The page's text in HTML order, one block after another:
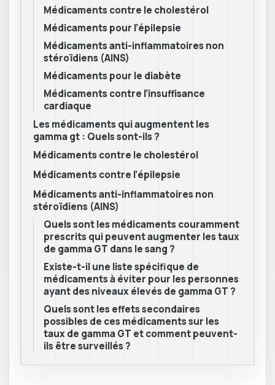
Médicaments contre le cholestérol
Médicaments pour l’épilepsie
Médicaments anti-inflammatoires non
stéroïdiens (AINS)
Médicaments pour le diabète
Médicaments contre l’insuffisance
cardiaque
Les médicaments qui augmentent les
gamma gt : Quels sont-ils ?
Médicaments contre le cholestérol
Médicaments contre l’épilepsie
Médicaments anti-inflammatoires non
stéroïdiens (AINS)
Quels sont les médicaments couramment
prescrits qui peuvent augmenter les taux
de gamma GT dans le sang ?
Existe-t-il une liste spécifique de
médicaments à éviter pour les personnes
ayant des niveaux élevés de gamma GT ?
Quels sont les effets secondaires
possibles de ces médicaments sur les
taux de gamma GT et comment peuvent-
ils être surveillés ?